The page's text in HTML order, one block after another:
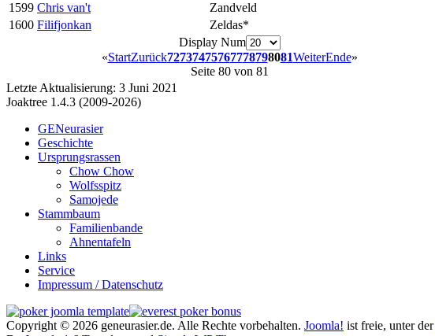
Display Num
«StartZurück72737475767778798081WeiterEnde»
Seite 80 von 81
1599 Chris van't
Zandveld
1600 Filifjonkan Zeldas*
Letzte Aktualisierung: 3 Juni 2021
Joaktree 1.4.3 (2009-2026)
GENeurasier
Geschichte
Ursprungsrassen
Chow Chow
Wolfsspitz
Samojede
Stammbaum
Familienbande
Ahnentafeln
Links
Service
Impressum / Datenschutz
Copyright © 2026 geneurasier.de. Alle Rechte vorbehalten. Joomla! ist freie, unter der